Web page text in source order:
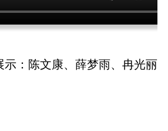
示：陈文康、薛梦雨、冉光丽